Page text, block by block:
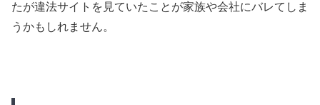
たが違法サイトを見ていたことが家族や会社にバレてしま
うかもしれません。